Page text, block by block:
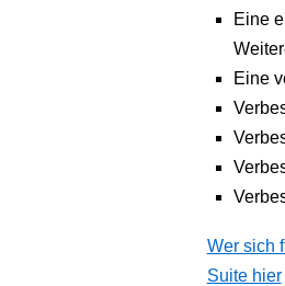
Eine
Eine
Wer sich
Suite hier